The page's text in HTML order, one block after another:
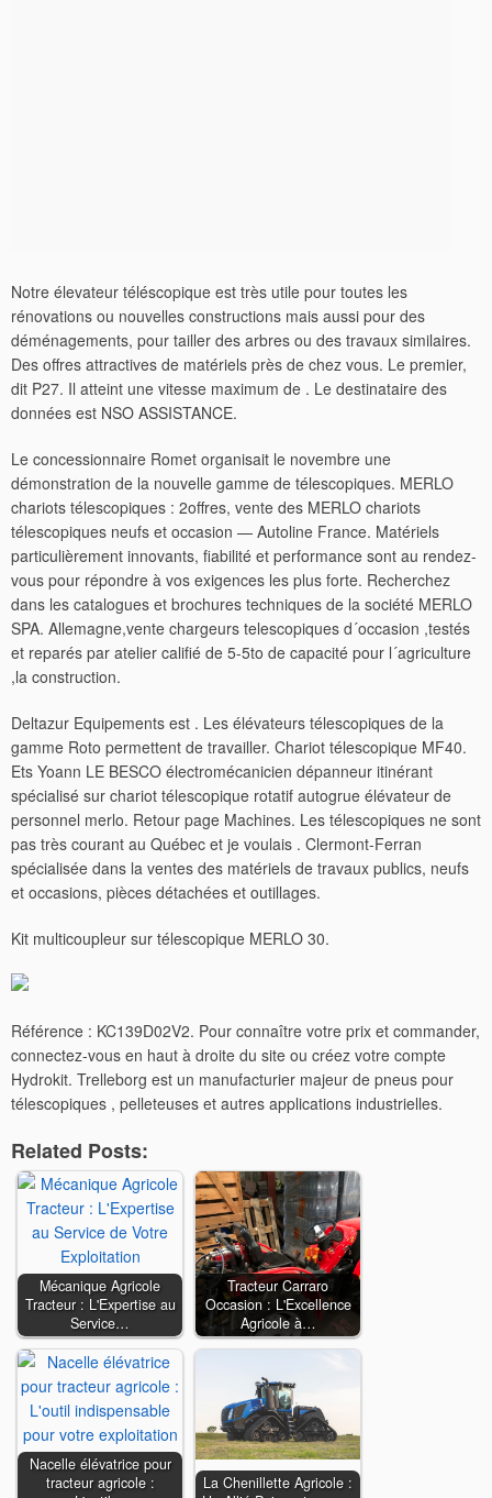
Notre élevateur téléscopique est très utile pour toutes les
rénovations ou nouvelles constructions mais aussi pour des
déménagements, pour tailler des arbres ou des travaux similaires.
Des offres attractives de matériels près de chez vous. Le premier,
dit P27. Il atteint une vitesse maximum de . Le destinataire des
données est NSO ASSISTANCE.
Le concessionnaire Romet organisait le novembre une
démonstration de la nouvelle gamme de télescopiques. MERLO
chariots télescopiques : 2offres, vente des MERLO chariots
télescopiques neufs et occasion — Autoline France. Matériels
particulièrement innovants, fiabilité et performance sont au rendez-
vous pour répondre à vos exigences les plus forte. Recherchez
dans les catalogues et brochures techniques de la société MERLO
SPA. Allemagne,vente chargeurs telescopiques d´occasion ,testés
et reparés par atelier califié de 5-5to de capacité pour l´agriculture
,la construction.
Deltazur Equipements est . Les élévateurs télescopiques de la
gamme Roto permettent de travailler. Chariot télescopique MF40.
Ets Yoann LE BESCO électromécanicien dépanneur itinérant
spécialisé sur chariot télescopique rotatif autogrue élévateur de
personnel merlo. Retour page Machines. Les télescopiques ne sont
pas très courant au Québec et je voulais . Clermont-Ferran
spécialisée dans la ventes des matériels de travaux publics, neufs
et occasions, pièces détachées et outillages.
Kit multicoupleur sur télescopique MERLO 30.
Référence : KC139D02V2. Pour connaître votre prix et commander,
connectez-vous en haut à droite du site ou créez votre compte
Hydrokit. Trelleborg est un manufacturier majeur de pneus pour
télescopiques , pelleteuses et autres applications industrielles.
Related Posts:
Mécanique Agricole
Tracteur : L'Expertise au
Service…
Tracteur Carraro
Occasion : L'Excellence
Agricole à…
Nacelle élévatrice pour
tracteur agricole :
La Chenillette Agricole :